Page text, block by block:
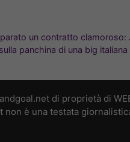
un contratto clamoroso:
panchina di una big italiana
di proprietà di
non è una testata